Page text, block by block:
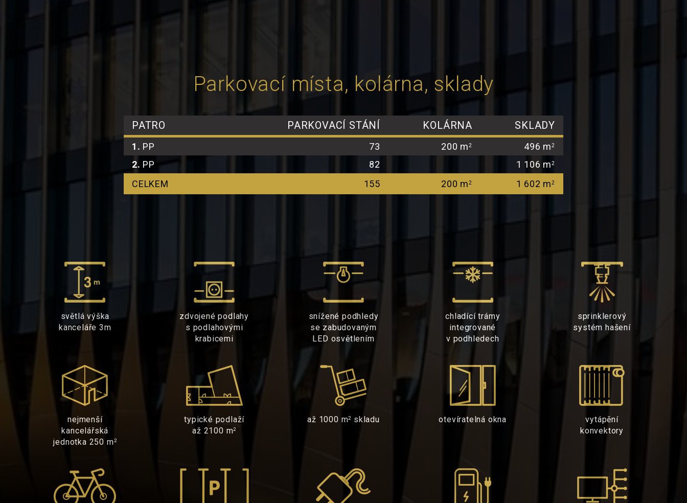
Parkovací místa, kolárna, sklady
PATRO PARKOVACÍ STÁNÍ KOLÁRNA SKLADY
1. PP 73 200 m2 496 m2
2. PP 82 1 106 m2
CELKEM 155 200 m2 1 602 m2
světlá výška
kanceláře 3m
zdvojené podlahy
s podlahovými
krabicemi
snížené podhledy
se zabudovaným
LED osvětlením
chladící trámy
integrované
v podhledech
sprinklerový
systém hašení
nejmenší
kancelářská
jednotka 250 m2
typické podlaží
až 2100 m2
až 1000 m2 skladu otevíratelná okna
vytápění
konvektory